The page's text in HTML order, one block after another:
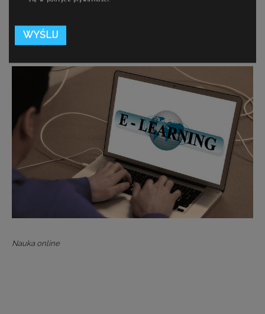
przedmiotach na studiach z biologii, biotechnologii czy
do wielu innych dziedzin i kierunków.
Nauka online